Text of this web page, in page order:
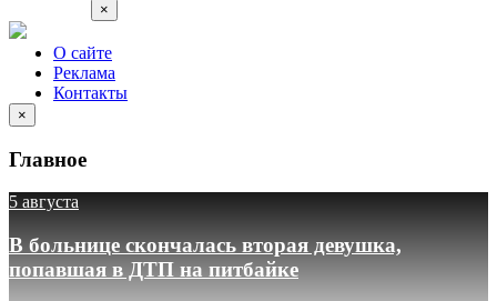
×
О сайте
Реклама
Контакты
×
Главное
5 августа
В больнице скончалась вторая девушка,
попавшая в ДТП на питбайке